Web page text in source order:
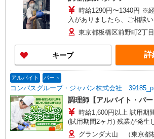
時給1290円〜1340円 ※経験等
入がありましたら、ご相談
に合うかの確認もいたしま
支給 ★上記金額は働きがい
★働きがい向上手当※26年6
なる） 社会保険加入者は
東京都板橋区前野町2丁
キープ 詳
アルバイト パート
コンパスグループ・ジャパン株式会社 39185_p
調理師【アルバイト・パー
時給1,600円以上 試用期間中 時給1,600円以上
(試用期間2ヶ月) 残業が発生した場合、残業代を1
分単位で別途支給します。
グランダ大山 （東京都